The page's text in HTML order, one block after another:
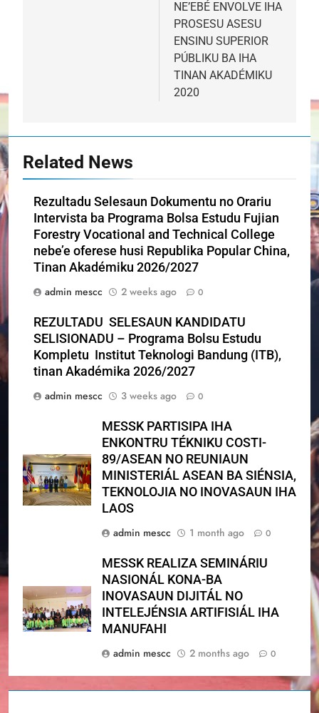
NE’EBÉ ENVOLVE IHA
PROSESU ASESU
ENSINU SUPERIOR
PÚBLIKU BA IHA
TINAN AKADÉMIKU
2020
Related News
Rezultadu Selesaun Dokumentu no Orariu
Intervista ba Programa Bolsa Estudu Fujian
Forestry Vocational and Technical College
nebe’e oferese husi Republika Popular China,
Tinan Akadémiku 2026/2027
admin mescc
2 weeks ago 0
REZULTADU SELESAUN KANDIDATU
SELISIONADU – Programa Bolsu Estudu
Kompletu Institut Teknologi Bandung (ITB),
tinan Akadémika 2026/2027
admin mescc
3 weeks ago 0
MESSK PARTISIPA IHA
ENKONTRU TÉKNIKU COSTI-
89/ASEAN NO REUNIAUN
MINISTERIÁL ASEAN BA SIÉNSIA,
TEKNOLOJIA NO INOVASAUN IHA
LAOS
admin mescc
1 month ago 0
MESSK REALIZA SEMINÁRIU
NASIONÁL KONA-BA
INOVASAUN DIJITÁL NO
INTELEJÉNSIA ARTIFISIÁL IHA
MANUFAHI
admin mescc
2 months ago 0